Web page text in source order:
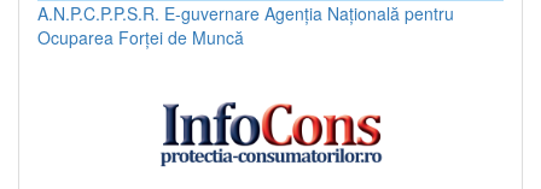
A.N.P.C.P.P.S.R. E-guvernare Agenția Națională pentru
Ocuparea Forței de Muncă